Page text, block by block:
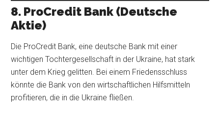
8. ProCredit Bank (Deutsche
Aktie)
Die ProCredit Bank, eine deutsche Bank mit einer
wichtigen Tochtergesellschaft in der Ukraine, hat stark
unter dem Krieg gelitten. Bei einem Friedensschluss
könnte die Bank von den wirtschaftlichen Hilfsmitteln
profitieren, die in die Ukraine fließen.